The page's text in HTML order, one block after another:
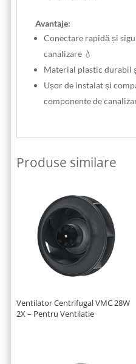
Avantaje:
Conectare rapidă și
canalizare 💧
Material plastic durabil
Ușor de instalat și
componente de
Produse similare
Ventilator Centrifugal VMC 28W
2X – Pentru Ventilatie